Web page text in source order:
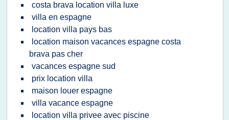
costa brava location villa luxe
villa en espagne
location villa pays bas
location maison vacances espagne costa
brava pas cher
vacances espagne sud
prix location villa
maison louer espagne
villa vacance espagne
location villa privee avec piscine